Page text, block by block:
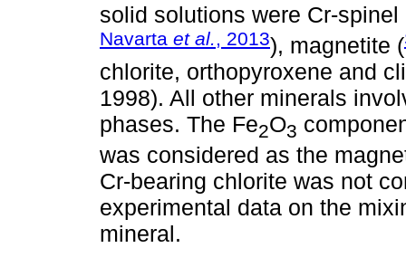
solid solutions were Cr-spinel
Navarta et al., 2013), magnetite (
chlorite, orthopyroxene and
1998). All other minerals
phases. The Fe2O3
was considered as the
Cr-bearing chlorite was not
experimental data on the
mineral.